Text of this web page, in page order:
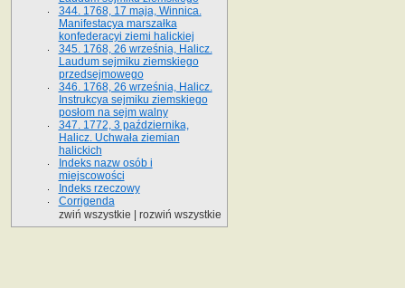
344. 1768, 17 maja, Winnica.
Manifestacya marszałka
konfederacyi ziemi halickiej
345. 1768, 26 września, Halicz.
Laudum sejmiku ziemskiego
przedsejmowego
346. 1768, 26 września, Halicz.
Instrukcya sejmiku ziemskiego
posłom na sejm walny
347. 1772, 3 października,
Halicz. Uchwała ziemian
halickich
Indeks nazw osób i
miejscowości
Indeks rzeczowy
Corrigenda
zwiń wszystkie
rozwiń wszystkie